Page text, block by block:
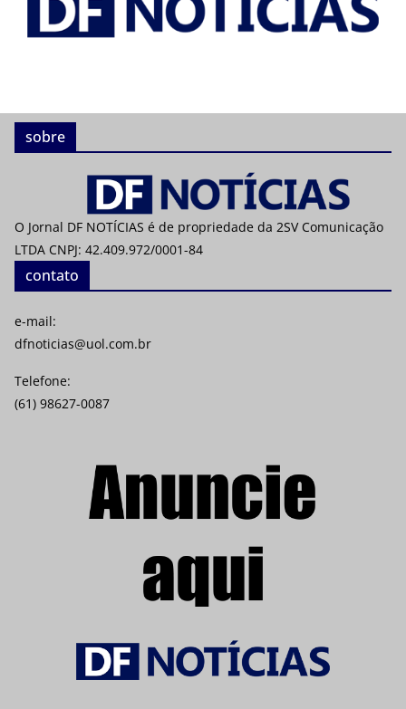
sobre
O Jornal DF NOTÍCIAS é de propriedade da 2SV Comunicação
LTDA CNPJ: 42.409.972/0001-84
contato
e-mail:
dfnoticias@uol.com.br
Telefone:
(61) 98627-0087